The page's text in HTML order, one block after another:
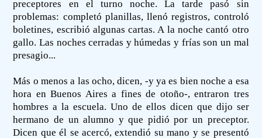
preceptores en el turno noche. La tarde pasó sin
problemas: completó planillas, llenó registros, controló
boletines, escribió algunas cartas. A la noche cantó otro
gallo. Las noches cerradas y húmedas y frías son un mal
presagio...
Más o menos a las ocho, dicen, -y ya es bien noche a esa
hora en Buenos Aires a fines de otoño-, entraron tres
hombres a la escuela. Uno de ellos dicen que dijo ser
hermano de un alumno y que pidió por un preceptor.
Dicen que él se acercó, extendió su mano y se presentó